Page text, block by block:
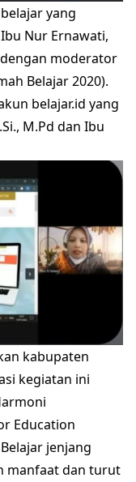
yang
Nur Ernawati,
dengan moderator
Belajar 2020).
belajar.id yang
M.Pd dan Ibu
kabupaten
kegiatan ini
Education
jenjang
manfaat dan turut